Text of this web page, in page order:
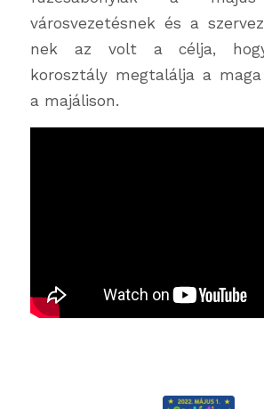
városvezetésnek és a
nek az volt a célja,
korosztály megtalálja a
a majálison.